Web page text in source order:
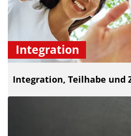
Integration
Integration, Teilhabe und